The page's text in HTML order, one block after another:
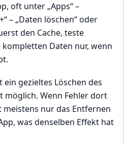
oft unter „Apps“ –
– „Daten löschen“ oder
den Cache, teste
Daten nur, wenn
gezieltes Löschen des
möglich. Wenn Fehler dort
nur das Entfernen
was denselben Effekt hat